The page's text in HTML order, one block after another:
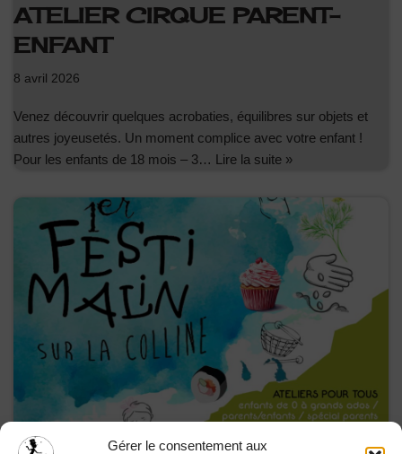
Gérer le consentement aux
ATELIER CIRQUE PARENT-
ENFANT
8 avril 2026
Venez découvrir quelques acrobaties, équilibres sur objets et
autres joyeusetés. Un moment complice avec votre enfant !
Pour les enfants de 18 mois – 3… Lire la suite »